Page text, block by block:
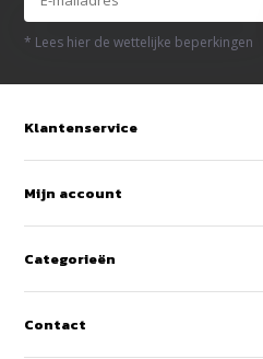
* Lees hier de wettelijke beperkingen
Klantenservice
Mijn account
Categorieën
Contact